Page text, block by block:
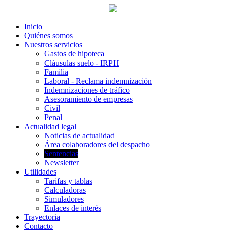
Inicio
Quiénes somos
Nuestros servicios
Gastos de hipoteca
Cláusulas suelo - IRPH
Familia
Laboral - Reclama indemnización
Indemnizaciones de tráfico
Asesoramiento de empresas
Civil
Penal
Actualidad legal
Noticias de actualidad
Área colaboradores del despacho
Sentencias
Newsletter
Utilidades
Tarifas y tablas
Calculadoras
Simuladores
Enlaces de interés
Trayectoria
Contacto